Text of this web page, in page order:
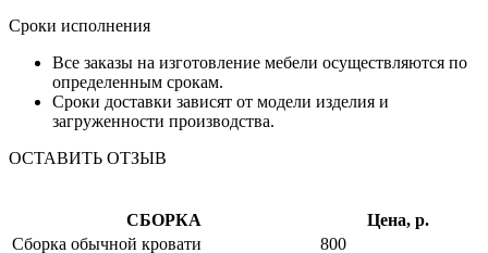
Сроки исполнения
Все заказы на изготовление мебели осуществляются по
определенным срокам.
Сроки доставки зависят от модели изделия и
загруженности производства.
ОСТАВИТЬ ОТЗЫВ
СБОРКА
Цена, р.
Сборка обычной кровати
800